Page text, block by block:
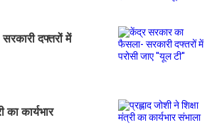
दफ्तरों में
का कार्यभार